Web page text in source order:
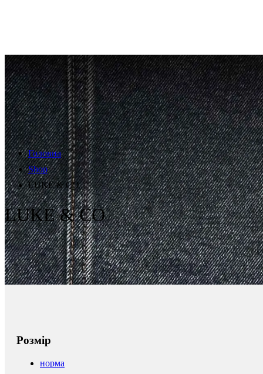
Головна
Shop
LUKE & CO
LUKE & CO
Розмір
норма